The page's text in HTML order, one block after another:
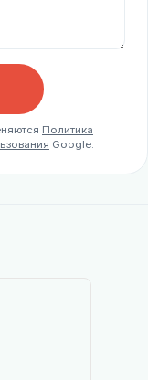
Политика
Google.